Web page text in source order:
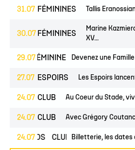
31.07 FÉMININES Tallis
30.07 FÉMININES
Marine
XV...
29.07
FÉMININES CLUB
Devenez une
27.07 ESPOIRS Les Espoirs
24.07 CLUB Au Coeur du Stade,
24.07 CLUB Avec Grégory
24.07
PROS CLUB Billetterie, les dates